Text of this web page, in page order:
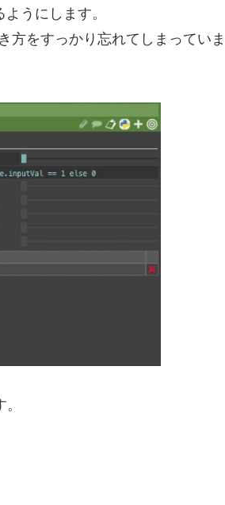
うにします。
方をすっかり忘れてしまっていま